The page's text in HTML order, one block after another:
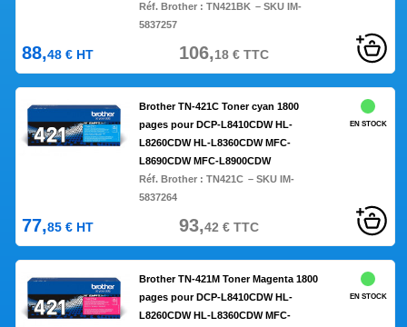
Réf. Brother :TN421BK – SKU IM-
5837257
88,48 € HT 106,18€TTC
Brother TN-421C Toner cyan 1800
pages pour DCP-L8410CDW HL-
L8260CDW HL-L8360CDW MFC-
L8690CDW MFC-L8900CDW
Réf. Brother :TN421C – SKU IM-
5837264
EN STOCK
77,85 € HT 93,42 €TTC
Brother TN-421M Toner Magenta 1800
pages pour DCP-L8410CDW HL-
L8260CDW HL-L8360CDW MFC-
EN STOCK